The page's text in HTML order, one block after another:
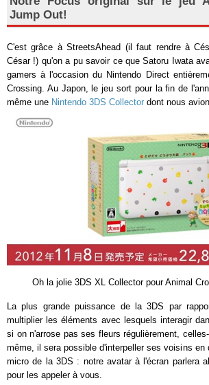
Jump Out!
C'est grâce à StreetsAhead (il faut rendre à
César !) qu'on a pu savoir ce que Satoru Iwata
gamers à l'occasion du Nintendo Direct
Crossing. Au Japon, le jeu sort pour la fin de
même une Nintendo 3DS Collector dont nous
Oh la jolie 3DS XL Collector pour Animal
La plus grande puissance de la 3DS par
multiplier les éléments avec lesquels interagir
si on n'arrose pas ses fleurs régulièrement,
même, il sera possible d'interpeller ses voisins en
micro de la 3DS : notre avatar à l'écran parlera
pour les appeler à vous.